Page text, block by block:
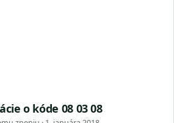
o kóde 08 03 08